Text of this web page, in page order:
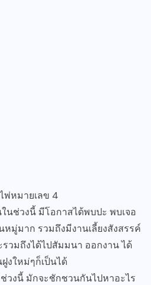
พ่หมายเลข 4
นช่วงนี้ มีโอกาสได้พบปะ พบเจอ
มู่มาก รวมถึงมีงานเลี้ยงสังสรรค์
วมถึงได้ไปสัมมนา ออกงาน ได้
งใหม่ๆก็เป็นได้
วงนี้ มักจะชักชวนกันไปหาอะไร